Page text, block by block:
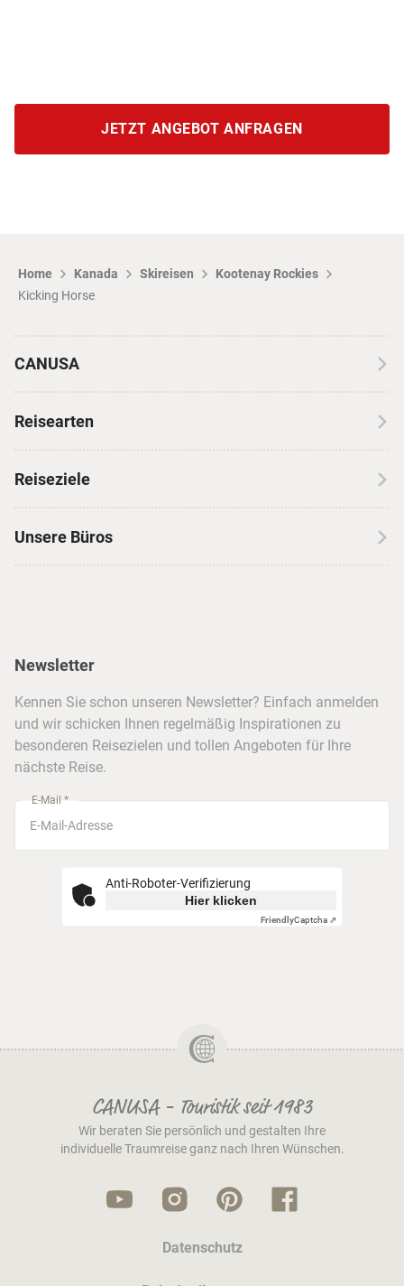
Home Kanada Skireisen
Kootenay Rockies
Kicking Horse
JETZT ANGEBOT ANFRAGEN
CANUSA
Erfahrungen mit CANUSA
Insidertipps
FAQ
Barrierefreiheitserklärung
Reisearten
Skireisen
Hotels & Unterkünfte
Kreuzfahrten
Busreisen
Reiseziele
Unsere Büros
Frankfurt
Stuttgart
Newsletter
Kennen Sie schon unseren Newsletter? Einfach anmelden
und wir schicken Ihnen regelmäßig Inspirationen zu
besonderen Reisezielen und tollen Angeboten für Ihre
nächste Reise.
E-Mail *
Anti-Roboter-Verifizierung
Hier klicken
FriendlyCaptcha ⇗
CANUSA - Touristik seit 1983
Wir beraten Sie persönlich und gestalten Ihre
individuelle Traumreise ganz nach Ihren Wünschen.
Datenschutz